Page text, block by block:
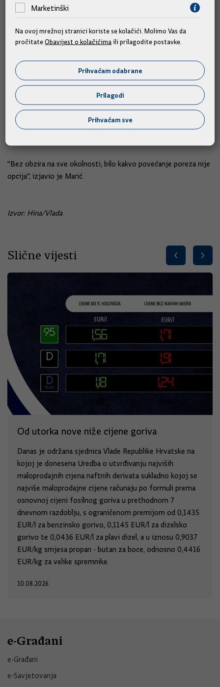
Tako je podsjetio da je, osim više sanacija, relativno nedavno
nastavile rasti.
Ustvrdio je i da u reformi zdravstva, koja bi kroz određeno
vrijeme trebala biti prezentirana, povećanje doprinosa za
zdravstvo nije tema, poručivši da se Vlada jasno odredila po
pitanju porezne politike, u smjeru poreznog rasterećenja i
"Bez obzira na sve okolnosti, bilo kakvo povećanje poreza nije
opcija", izjavio je Marić.
Izvor: Hina/Vlada
Slične vijesti
Od utorka nove niže cijene goriva
Danas je održana sjednica Vlade Republike Hrvatske na
kojoj je donesena Uredba o utvrđivanju najviših
maloprodajnih cijena naftnih derivata sukladno kojoj se
najviše maloprodajne cijene računaju po formuli prema
osnovnoj cijeni fosilnog goriva u prethodnom 7
dnevnom razdoblju, s ograničenom premijom od 0,1435
EUR/l za benzinsko gorivo, 0,1145 EUR/l za dizelsko
gorivo te 0,0436 EUR/l za plavi dizel, a u iznosu 0,9037
EUR/kg smjesa propan - butan za boce, odnosno 0,4416
EUR/kg za velike spremnike.
10.08.2026.
e-Građani
e-Građani
e-Savjetovanja
Marketinški
Na ovoj mrežnoj stranici koriste se kolačići. Molimo Vas da
pročitateObavijest o kolačićimaili prilagodite postavke.
Prihvaćam odabrane
Prilagodi
Prihvaćam sve